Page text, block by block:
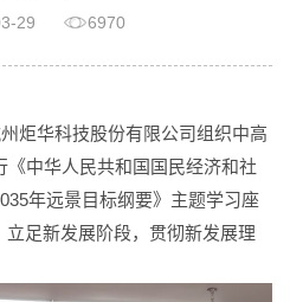
29 6970
华科技股份有限公司组织中高
中华人民共和国国民经济和社
年远景目标纲要》主题学习座
立足新发展阶段，贯彻新发展理